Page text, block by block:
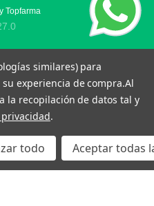
Topfarma
similares) para
experiencia de compra.Al
la recopilación de datos tal y
.
todo Aceptar todas